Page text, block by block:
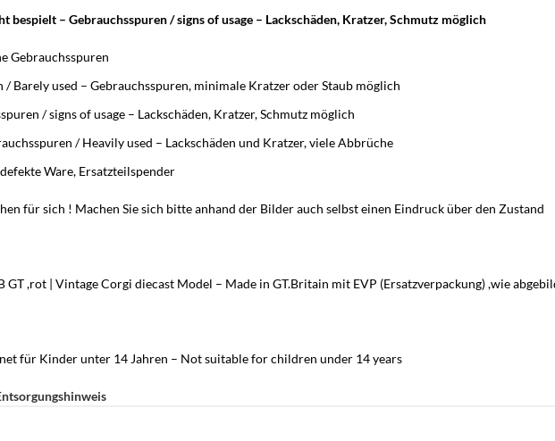
bespielt – Gebrauchsspuren / signs of usage – Lackschäden, Kratzer, Schmutz möglich
Gebrauchsspuren
Barely used – Gebrauchsspuren, minimale Kratzer oder Staub möglich
/ signs of usage – Lackschäden, Kratzer, Schmutz möglich
/ Heavily used – Lackschäden und Kratzer, viele Abbrüche
Ware, Ersatzteilspender
für sich ! Machen Sie sich bitte anhand der Bilder auch selbst einen Eindruck über den Zustand
GT ,rot | Vintage Corgi diecast Model – Made in GT.Britain mit EVP (Ersatzverpackung) ,wie
für Kinder unter 14 Jahren – Not suitable for children under 14 years